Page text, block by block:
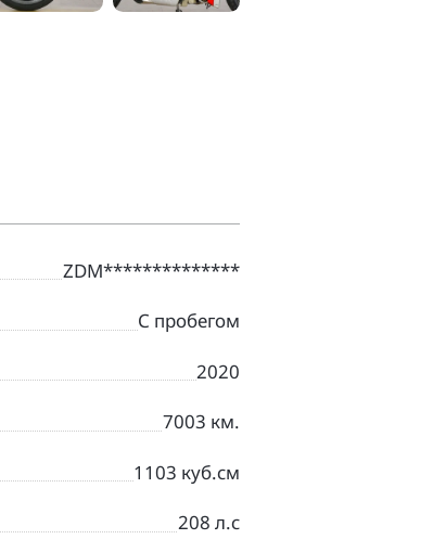
ZDM**************
С пробегом
2020
7003 км.
1103 куб.см
208 л.с